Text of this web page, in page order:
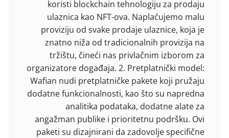
koristi blockchain tehnologiju za prodaju
ulaznica kao NFT-ova. Naplaćujemo malu
proviziju od svake prodaje ulaznice, koja je
znatno niža od tradicionalnih provizija na
tržištu, čineći nas privlačnim izborom za
organizatore događaja. 2. Pretplatnički model:
Wafian nudi pretplatničke pakete koji pružaju
dodatne funkcionalnosti, kao što su napredna
analitika podataka, dodatne alate za
angažman publike i prioritetnu podršku. Ovi
paketi su dizajnirani da zadovolje specifične